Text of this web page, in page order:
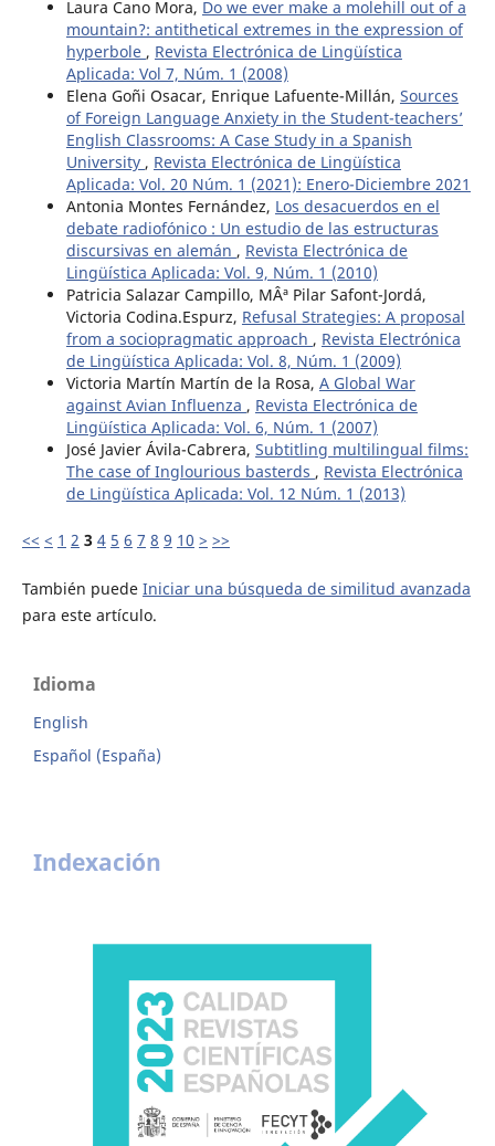
Laura Cano Mora, Do we ever make a molehill out of a
mountain?: antithetical extremes in the expression of
hyperbole , Revista Electrónica de Lingüística
Aplicada: Vol 7, Núm. 1 (2008)
Elena Goñi Osacar, Enrique Lafuente-Millán, Sources
of Foreign Language Anxiety in the Student-teachers’
English Classrooms: A Case Study in a Spanish
University , Revista Electrónica de Lingüística
Aplicada: Vol. 20 Núm. 1 (2021): Enero-Diciembre 2021
Antonia Montes Fernández, Los desacuerdos en el
debate radiofónico : Un estudio de las estructuras
discursivas en alemán , Revista Electrónica de
Lingüística Aplicada: Vol. 9, Núm. 1 (2010)
Patricia Salazar Campillo, MÂª Pilar Safont-Jordá,
Victoria Codina.Espurz, Refusal Strategies: A proposal
from a sociopragmatic approach , Revista Electrónica
de Lingüística Aplicada: Vol. 8, Núm. 1 (2009)
Victoria Martín Martín de la Rosa, A Global War
against Avian Influenza , Revista Electrónica de
Lingüística Aplicada: Vol. 6, Núm. 1 (2007)
José Javier Ávila-Cabrera, Subtitling multilingual films:
The case of Inglourious basterds , Revista Electrónica
de Lingüística Aplicada: Vol. 12 Núm. 1 (2013)
<< < 1 2 3 4 5 6 7 8 9 10 > >>
También puede Iniciar una búsqueda de similitud avanzada
para este artículo.
Idioma
English
Español (España)
Indexación